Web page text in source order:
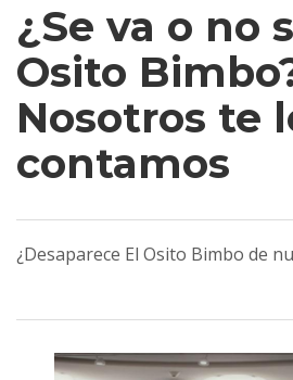
¿Se va o no
Osito
Nosotros te
contamos
¿Desaparece El Osito Bimbo de